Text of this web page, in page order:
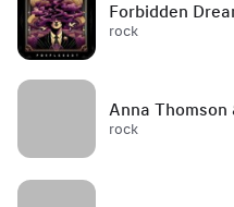
Forbidden
rock
rock